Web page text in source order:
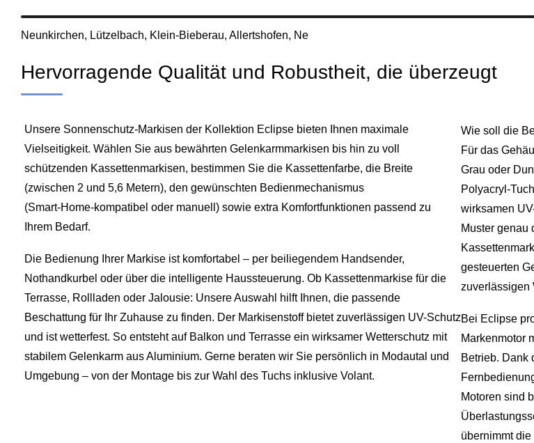
Neunkirchen, Lützelbach, Klein-Bieberau, Allertshofen, Ne
Hervorragende Qualität und Robustheit, die überzeugt
Unsere Sonnenschutz-Markisen der Kollektion Eclipse bieten Ihnen maximale
Vielseitigkeit. Wählen Sie aus bewährten Gelenkarmmarkisen bis hin zu voll
schützenden Kassettenmarkisen, bestimmen Sie die Kassettenfarbe, die Breite
(zwischen 2 und 5,6 Metern), den gewünschten Bedienmechanismus
(Smart‑Home‑kompatibel oder manuell) sowie extra Komfortfunktionen passend zu
Ihrem Bedarf.
Die Bedienung Ihrer Markise ist komfortabel – per beiliegendem Handsender,
Nothandkurbel oder über die intelligente Haussteuerung. Ob Kassettenmarkise für die
Terrasse, Rollladen oder Jalousie: Unsere Auswahl hilft Ihnen, die passende
Beschattung für Ihr Zuhause zu finden. Der Markisenstoff bietet zuverlässigen UV-Schutz
und ist wetterfest. So entsteht auf Balkon und Terrasse ein wirksamer Wetterschutz mit
stabilem Gelenkarm aus Aluminium. Gerne beraten wir Sie persönlich in Modautal und
Umgebung – von der Montage bis zur Wahl des Tuchs inklusive Volant.
Wie soll die
Für das
Grau oder
Polyacryl-
wirksamen
Muster genau
gesteuerten
zuverlässigen
Bei Eclipse
Markenmotor
Betrieb. Dank
Motoren sind
übernimmt